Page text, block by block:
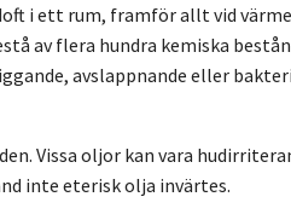
i ett rum, framför allt vid
av flera hundra kemiska
avslappnande eller
Vissa oljor kan vara
inte eterisk olja invärtes.